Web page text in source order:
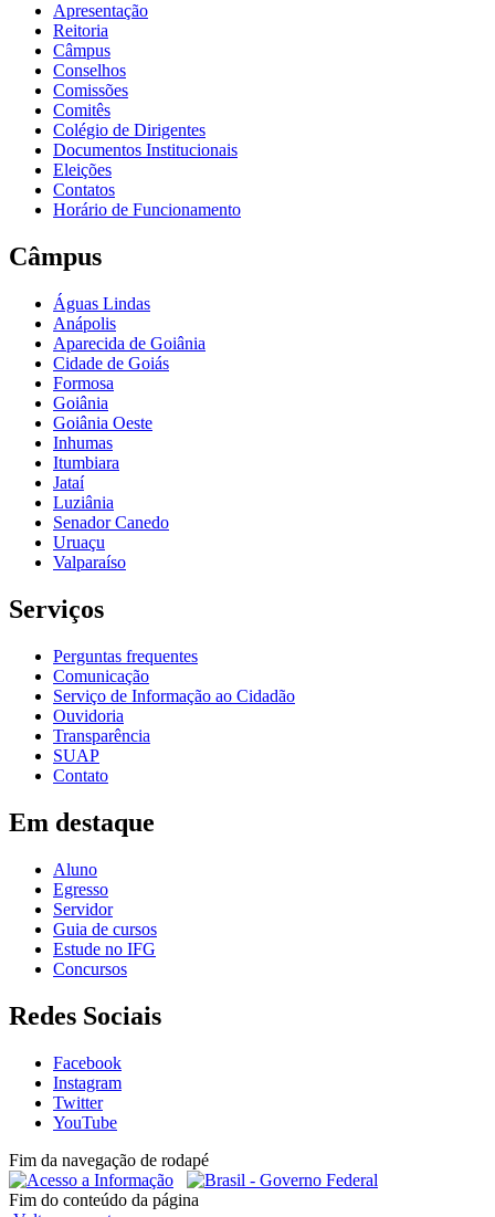
Apresentação
Reitoria
Câmpus
Conselhos
Comissões
Comitês
Colégio de Dirigentes
Documentos Institucionais
Eleições
Contatos
Horário de Funcionamento
Câmpus
Águas Lindas
Anápolis
Aparecida de Goiânia
Cidade de Goiás
Formosa
Goiânia
Goiânia Oeste
Inhumas
Itumbiara
Jataí
Luziânia
Senador Canedo
Uruaçu
Valparaíso
Serviços
Perguntas frequentes
Comunicação
Serviço de Informação ao Cidadão
Ouvidoria
Transparência
SUAP
Contato
Em destaque
Aluno
Egresso
Servidor
Guia de cursos
Estude no IFG
Concursos
Redes Sociais
Facebook
Instagram
Twitter
YouTube
Fim da navegação de rodapé
Fim do conteúdo da página